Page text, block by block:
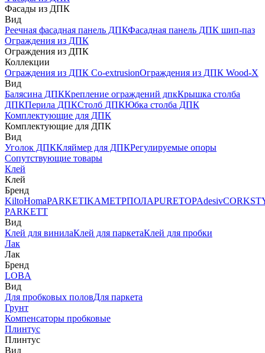
Фасады из ДПК
Вид
Реечная фасадная панель ДПКФасадная панель ДПК шип-паз
Ограждения из ДПК
Ограждения из ДПК
Коллекции
Ограждения из ДПК Co-extrusionОграждения из ДПК Wood-X
Вид
Балясина ДПККрепление ограждений дпкКрышка столба
ДПКПерила ДПКСтолб ДПКЮбка столба ДПК
Комплектующие для ДПК
Комплектующие для ДПК
Вид
Уголок ДПККляймер для ДПКРегулируемые опоры
Сопутствующие товары
Клей
Клей
Бренд
KiltoHomaPARKETIKAМЕТРПОЛАPURETOPAdesiv
PARKETT
Вид
Клей для винилаКлей для паркетаКлей для пробки
Лак
Лак
Бренд
LOBA
Вид
Для пробковых половДля паркета
Грунт
Компенсаторы пробковые
Плинтус
Плинтус
Вид